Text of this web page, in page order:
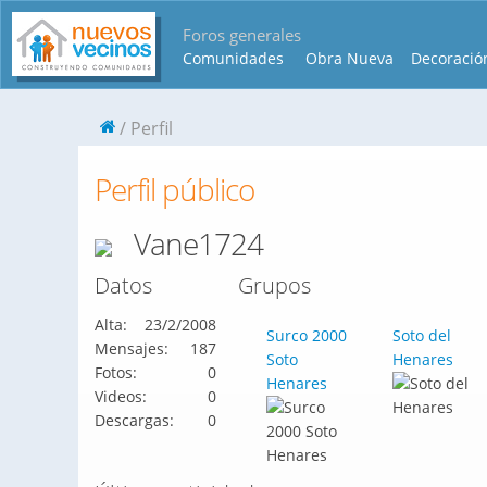
Foros generales
Comunidades Obra Nueva
Perfil
Perfil público
Vane1724
Datos
Alta:
23/2/2008
Mensajes:
187
Fotos:
0
Videos:
0
Descargas:
0
Grupos
Surco 2000
Soto
Henares
Soto del
Henares